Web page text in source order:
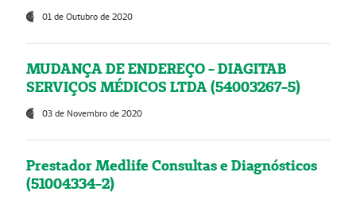
01 de Outubro de 2020
MUDANÇA DE ENDEREÇO - DIAGITAB
SERVIÇOS MÉDICOS LTDA (54003267-5)
03 de Novembro de 2020
Prestador Medlife Consultas e Diagnósticos
(51004334-2)